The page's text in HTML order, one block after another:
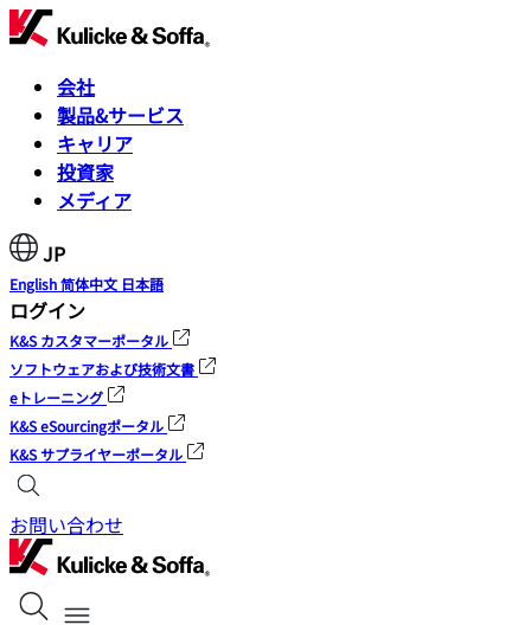
会社
製品&サービス
キャリア
投資家
メディア
JP
English简体中文 日本語
ログイン
K&S カスタマーポータル
ソフトウェアおよび技術文書
eトレーニング
K&S eSourcingポータル
K&S サプライヤーポータル
お問い合わせ